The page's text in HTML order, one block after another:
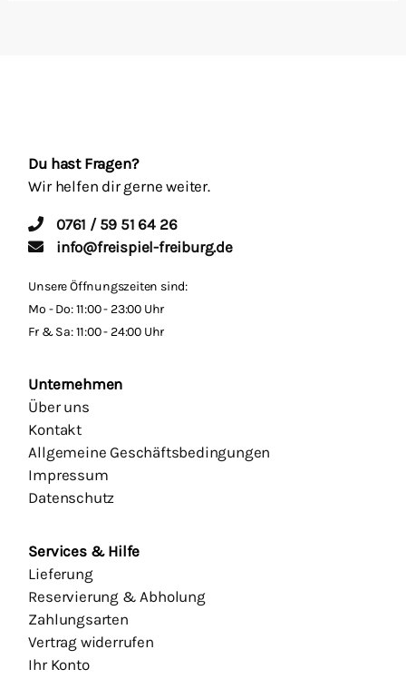
Du hast Fragen?
Wir helfen dir gerne weiter.
0761 / 59 51 64 26
info@freispiel-freiburg.de
Unsere Öffnungszeiten sind:
Mo - Do: 11:00 - 23:00 Uhr
Fr & Sa: 11:00 - 24:00 Uhr
Unternehmen
Über uns
Kontakt
Allgemeine Geschäftsbedingungen
Impressum
Datenschutz
Services & Hilfe
Lieferung
Reservierung & Abholung
Zahlungsarten
Vertrag widerrufen
Ihr Konto